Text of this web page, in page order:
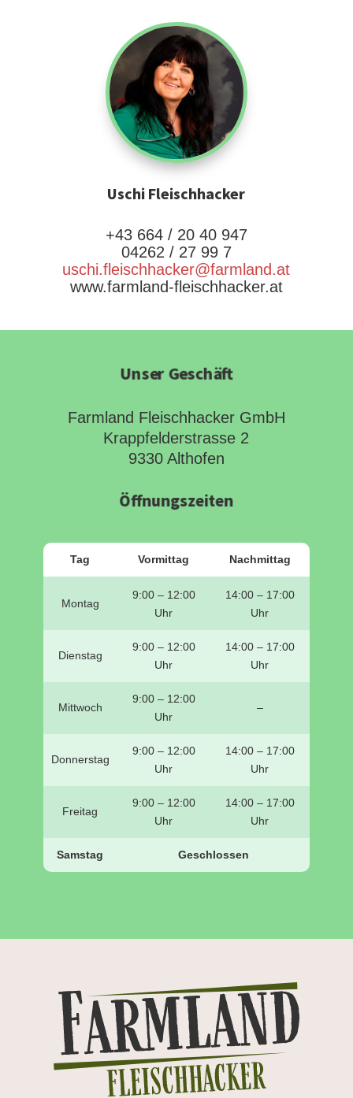
Uschi Fleischhacker
+43 664 / 20 40 947
04262 / 27 99 7
uschi.fleischhacker@farmland.at
www.farmland-fleischhacker.at
Unser Geschäft
Farmland Fleischhacker GmbH
Krappfelderstrasse 2
9330 Althofen
Öffnungszeiten
Tag Vormittag Nachmittag
Montag
9:00 – 12:00
Uhr
14:00 – 17:00
Uhr
Dienstag
9:00 – 12:00
Uhr
14:00 – 17:00
Uhr
Mittwoch
9:00 – 12:00
Uhr
–
Donnerstag
9:00 – 12:00
Uhr
14:00 – 17:00
Uhr
Freitag
9:00 – 12:00
Uhr
14:00 – 17:00
Uhr
Samstag Geschlossen